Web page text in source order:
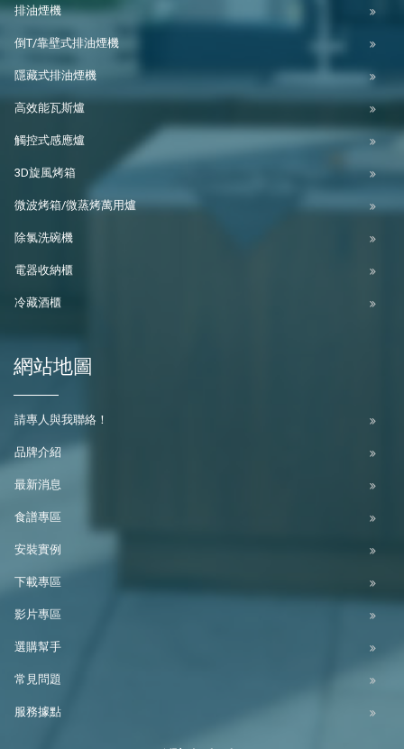
排油煙機
倒T/靠壁式排油煙機
隱藏式排油煙機
高效能瓦斯爐
觸控式感應爐
3D旋風烤箱
微波烤箱/微蒸烤萬用爐
除氯洗碗機
電器收納櫃
冷藏酒櫃
網站地圖
請專人與我聯絡！
品牌介紹
最新消息
食譜專區
安裝實例
下載專區
影片專區
選購幫手
常見問題
服務據點